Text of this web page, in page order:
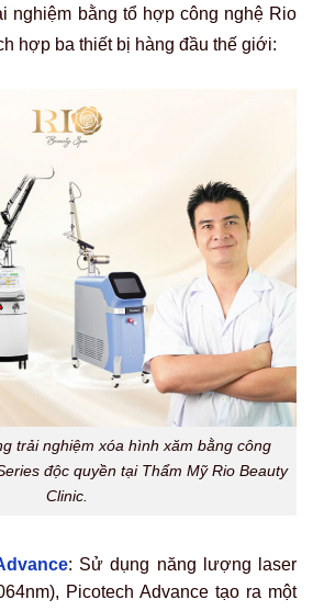
nghiệm bằng tổ hợp công nghệ Rio
hợp ba thiết bị hàng đầu thế giới:
trải nghiệm xóa hình xăm bằng công
độc quyền tại Thẩm Mỹ Rio Beauty
Clinic.
: Sử dụng năng lượng laser
Picotech Advance tạo ra một